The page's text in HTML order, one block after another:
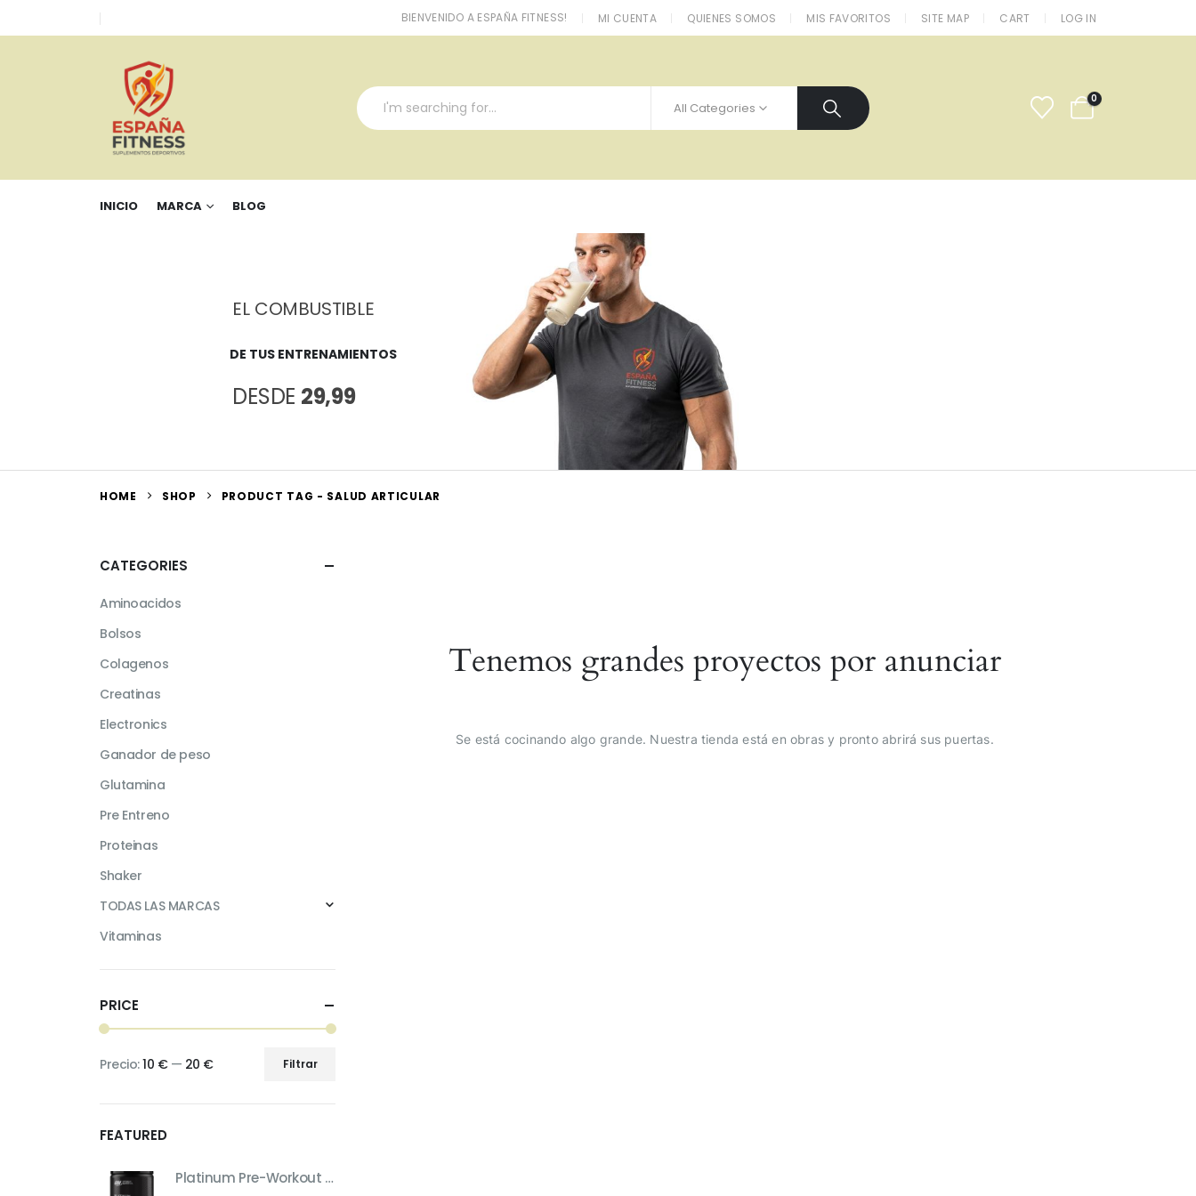
BIENVENIDO A ESPAÑA FITNESS! MI CUENTA QUIENES SOMOS MIS FAVORITOS SITE MAP CART LOG IN
All Categories
0
INICIO MARCA BLOG
EL COMBUSTIBLE
DE TUS ENTRENAMIENTOS
DESDE 29,99
HOME SHOP PRODUCT TAG - SALUD ARTICULAR
Tenemos grandes proyectos por anunciar
Se está cocinando algo grande. Nuestra tienda está en obras y pronto abrirá sus puertas.
CATEGORIES
Aminoacidos
Bolsos
Colagenos
Creatinas
Electronics
Ganador de peso
Glutamina
Pre Entreno
Proteinas
Shaker
TODAS LAS MARCAS
Vitaminas
PRICE
mínimo
máximo
Filtrar
Precio:10 €— 20 €
FEATURED
Platinum Pre-Workout – Pre-Entreno de Máximo Rendimiento (Sabor Fruit Punch, 420 g)